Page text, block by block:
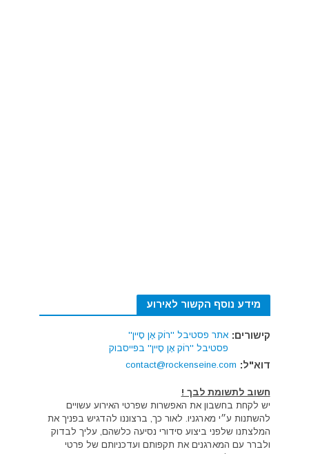
מידע נוסף הקשור לאירוע
קישורים: אתר פסטיבל ''רוֹק אֶן סֶיין''
פסטיבל ''רוֹק אֶן סֶיין'' בפייסבוק
דוא"ל: contact@rockenseine.com
חשוב לתשומת לבך !
יש לקחת בחשבון את האפשרות שפרטי האירוע עשויים
להשתנות ע״י מארגניו. לאור כך, ברצוננו להדגיש בפניך את
המלצתנו שלפני ביצוע סידורי נסיעה כלשהם, עליך לבדוק
ולברר עם המארגנים את תקפותם ועדכניותם של פרטי